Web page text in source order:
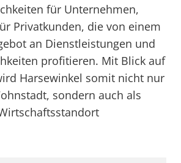
für Unternehmen,
Privatkunden, die von einem
an Dienstleistungen und
profitieren. Mit Blick auf
Harsewinkel somit nicht nur
sondern auch als